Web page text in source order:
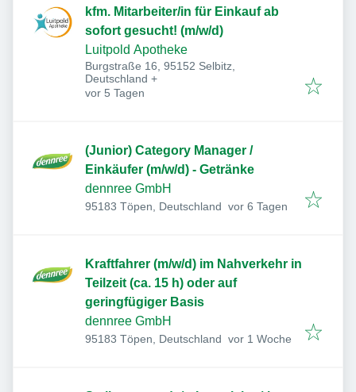
kfm. Mitarbeiter/in für Einkauf ab
sofort gesucht! (m/w/d)
Luitpold Apotheke
Burgstraße 16, 95152 Selbitz,
Deutschland +
Veröffentlicht
vor 5 Tagen
(Junior) Category Manager /
Einkäufer (m/w/d) - Getränke
dennree GmbH
95183 Töpen, Deutschland Veröffentlicht
vor 6 Tagen
Kraftfahrer (m/w/d) im Nahverkehr in
Teilzeit (ca. 15 h) oder auf
geringfügiger Basis
dennree GmbH
95183 Töpen, Deutschland Veröffentlicht
vor 1 Woche